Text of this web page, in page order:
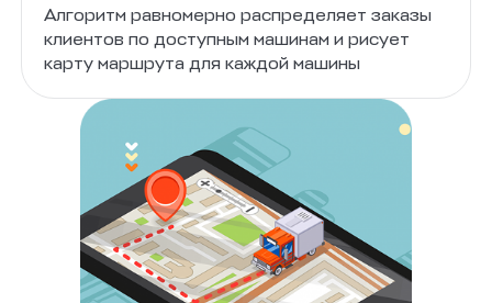
Алгоритм равномерно распределяет заказы
клиентов по доступным машинам и рисует
карту маршрута для каждой машины